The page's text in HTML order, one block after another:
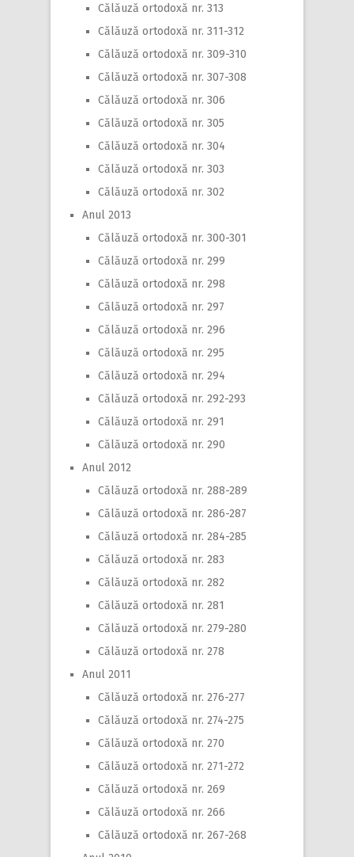
Călăuză ortodoxă nr. 313
Călăuză ortodoxă nr. 311-312
Călăuză ortodoxă nr. 309-310
Călăuză ortodoxă nr. 307-308
Călăuză ortodoxă nr. 306
Călăuză ortodoxă nr. 305
Călăuză ortodoxă nr. 304
Călăuză ortodoxă nr. 303
Călăuză ortodoxă nr. 302
Anul 2013
Călăuză ortodoxă nr. 300-301
Călăuză ortodoxă nr. 299
Călăuză ortodoxă nr. 298
Călăuză ortodoxă nr. 297
Călăuză ortodoxă nr. 296
Călăuză ortodoxă nr. 295
Călăuză ortodoxă nr. 294
Călăuză ortodoxă nr. 292-293
Călăuză ortodoxă nr. 291
Călăuză ortodoxă nr. 290
Anul 2012
Călăuză ortodoxă nr. 288-289
Călăuză ortodoxă nr. 286-287
Călăuză ortodoxă nr. 284-285
Călăuză ortodoxă nr. 283
Călăuză ortodoxă nr. 282
Călăuză ortodoxă nr. 281
Călăuză ortodoxă nr. 279-280
Călăuză ortodoxă nr. 278
Anul 2011
Călăuză ortodoxă nr. 276-277
Călăuză ortodoxă nr. 274-275
Călăuză ortodoxă nr. 270
Călăuză ortodoxă nr. 271-272
Călăuză ortodoxă nr. 269
Călăuză ortodoxă nr. 266
Călăuză ortodoxă nr. 267-268